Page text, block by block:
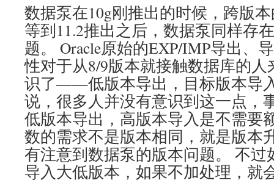
数据泵在10g刚推出的时候，跨版
等到11.2推出之后，数据泵同样存
题。 Oracle原始的EXP/IMP导出、
性对于从8/9版本就接触数据库的
识了——低版本导出，目标版本导
说，很多人并没有意识到这一点，
低版本导出，高版本导入是不需要
数的需求不是版本相同，就是版本
有注意到数据泵的版本问题。 不
导入大低版本，如果不加处理，就